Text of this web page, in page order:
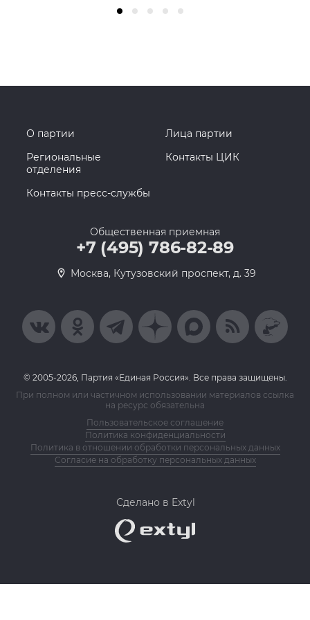
О партии
Лица партии
Региональные
отделения
Контакты ЦИК
Контакты пресс-службы
Общественная приемная
+7 (495) 786-82-89
Москва, Кутузовский проспект, д. 39
© 2005-2026, Партия «Единая Россия». Все права защищены.
При полном или частичном использовании материалов ссылка
на ресурс обязательна
Пользовательское соглашение
Политика конфиденциальности
Политика в отношении обработки персональных данных
Согласие на обработку персональных данных
Сделано в Extyl